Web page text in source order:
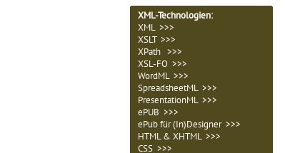
XML-Technologien:
XML >>>
XSLT >>>
XPath >>>
XSL-FO >>>
WordML >>>
SpreadsheetML >>>
PresentationML >>>
ePUB >>>
ePub für (In)Designer >>>
HTML & XHTML >>>
CSS >>>